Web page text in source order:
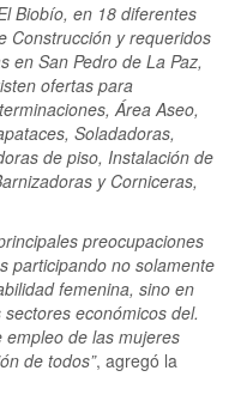
Biobío, en 18 diferentes
Construcción y requeridos
en San Pedro de La Paz,
ofertas para
Área Aseo,
Soladadoras,
de piso, Instalación de
y Corniceras,
preocupaciones
participando no solamente
femenina, sino en
económicos del.
de las mujeres
de todos”, agregó la